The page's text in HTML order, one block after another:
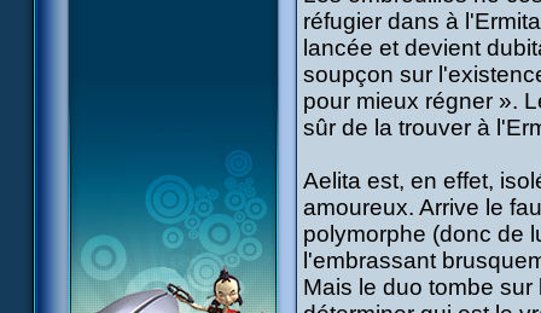
réfugier dans à
lancée et devient
soupçon sur
pour mieux régner ».
sûr de la trouver à
Aelita est, en effet,
amoureux. Arrive le
polymorphe (donc de
l'embrassant
Mais le duo tombe